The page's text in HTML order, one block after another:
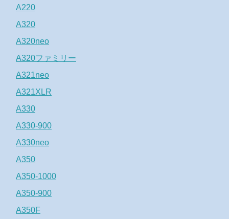
A220
A320
A320neo
A320ファミリー
A321neo
A321XLR
A330
A330-900
A330neo
A350
A350-1000
A350-900
A350F